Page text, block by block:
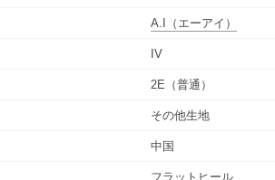
A.I （エーアイ）
IV
2E（普通）
その他生地
中国
フラットヒール